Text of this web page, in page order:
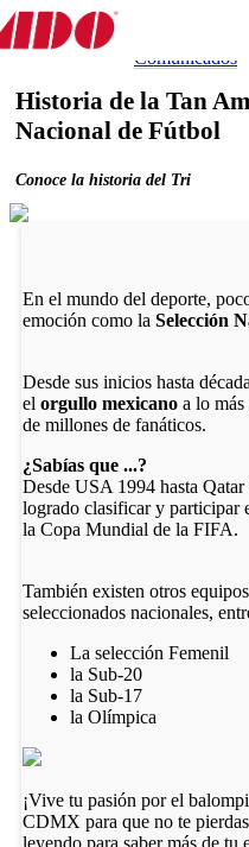
Comunicados
Historia de la Tan
Nacional de Fútbol
Conoce la historia del Tri
En el mundo del deporte,
emoción como la Selección
Desde sus inicios hasta
el orgullo mexicanoa lo más
de millones de fanáticos.
¿Sabías que ...?
Desde USA 1994 hasta
logrado clasificar y participar
la Copa Mundial de la FIFA.
También existen otros
seleccionados nacionales,
La selección Femenil
la Sub-20
la Sub-17
la Olímpica
¡Vive tu pasión por el
CDMX para que no te
Comunicados